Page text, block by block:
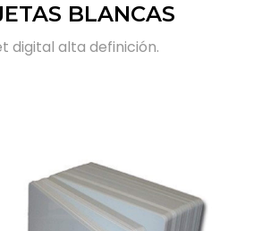
BLANCAS
digital alta definición.